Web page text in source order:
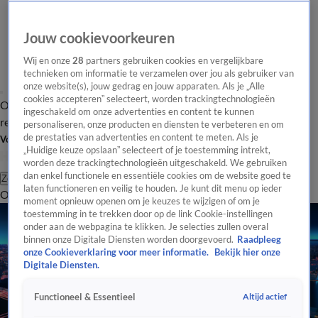
Overzicht Laatste nieuws Regionieuws Het beste van Hart
Tip de
redactie
Volg Hart van Nederland
Zoeken
OverzichtRegioUitzendingenWeerTip de redactiePanelVideo's
Jouw cookievoorkeuren
Wij en onze28 partners gebruiken cookies en vergelijkbare
technieken om informatie te verzamelen over jou als gebruiker van
onze website(s), jouw gedrag en jouw apparaten. Als je „Alle
cookies accepteren” selecteert, worden trackingtechnologieën
ingeschakeld om onze advertenties en content te kunnen
personaliseren, onze producten en diensten te verbeteren en om
de prestaties van advertenties en content te meten. Als je
„Huidige keuze opslaan” selecteert of je toestemming intrekt,
worden deze trackingtechnologieën uitgeschakeld. We gebruiken
dan enkel functionele en essentiële cookies om de website goed te
laten functioneren en veilig te houden. Je kunt dit menu op ieder
moment opnieuw openen om je keuzes te wijzigen of om je
toestemming in te trekken door op de link Cookie-instellingen
onder aan de webpagina te klikken. Je selecties zullen overal
binnen onze Digitale Diensten worden doorgevoerd. Raadpleeg
onze Cookieverklaring voor meer informatie.
Bekijk hier onze
Digitale Diensten.
Functioneel & Essentieel Altijd actief